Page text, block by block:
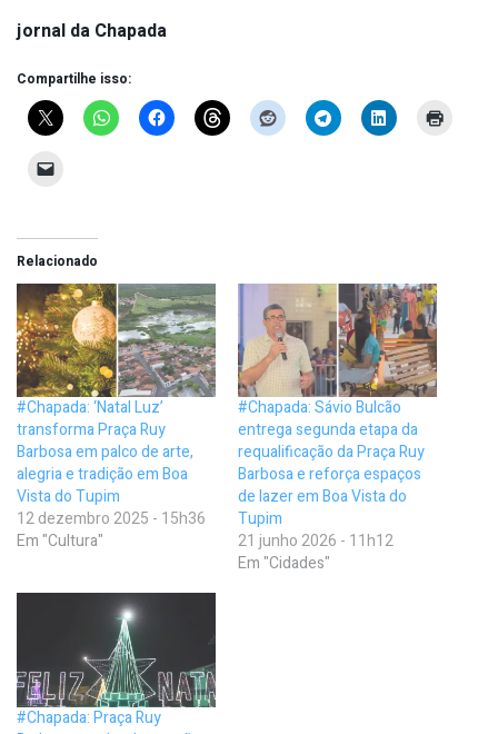
jornal da Chapada
Compartilhe isso:
Relacionado
#Chapada: ‘Natal Luz’
transforma Praça Ruy
Barbosa em palco de arte,
alegria e tradição em Boa
Vista do Tupim
12 dezembro 2025 - 15h36
Em "Cultura"
#Chapada: Sávio Bulcão
entrega segunda etapa da
requalificação da Praça Ruy
Barbosa e reforça espaços
de lazer em Boa Vista do
Tupim
21 junho 2026 - 11h12
Em "Cidades"
#Chapada: Praça Ruy